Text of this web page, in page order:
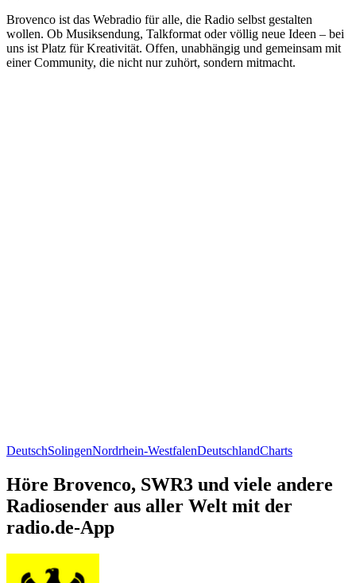
Brovenco ist das Webradio für alle, die Radio selbst gestalten
wollen. Ob Musiksendung, Talkformat oder völlig neue Ideen – bei
uns ist Platz für Kreativität. Offen, unabhängig und gemeinsam mit
einer Community, die nicht nur zuhört, sondern mitmacht.
DeutschSolingenNordrhein-WestfalenDeutschlandCharts
Höre Brovenco, SWR3 und viele andere
Radiosender aus aller Welt mit der
radio.de-App